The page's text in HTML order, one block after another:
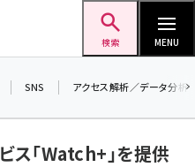
検索 MENU
SNS アクセス解析／データ分析
ス「Watch+」を提供差し